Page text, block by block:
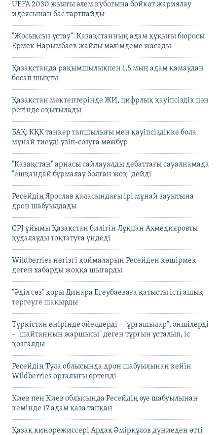
UEFA 2030 жылғы әлем кубогына бойкот жариялау
идеясынан бас тартпайды
"Жосықсыз ұстау". Қазақстанның адам құқығы бюросы
Ермек Нарымбаев жайлы мәлімдеме жасады
Қазақстанда рақымшылықпен 1,5 мың адам қамаудан
босап шықты
Қазақстан мектептерінде ЖИ, цифрлық қауіпсіздік пән
ретінде оқытылады
БАҚ: КҚК танкер тапшылығы мен қауіпсіздікке бола
мұнай тиеуді үзіп-созуға мәжбүр
"Қазақстан" арнасы сайлауалды дебаттағы сауалнамада
"ешқандай бұрмалау болған жоқ" дейді
Ресейдің Ярослав қаласындағы ірі мұнай зауытына
дрон шабуылдады
CPJ ұйымы Қазақстан билігін Лұқпан Ахмедияровты
қудалауды тоқтатуға үндеді
Wildberries негізгі қоймаларын Ресейден көшірмек
деген хабарды жоққа шығарды
"Әділ сөз" қоры Динара Егеубаеваға қатысты істі ашық
тергеуге шақырды
Түркістан өңірінде әйелдерді – "ұрғашылар", әншілерді
– "шайтанның жаршысы" деген тұрғын ұсталып, іс
қозғалды
Ресейдің Тула облысында дрон шабуылынан кейін
Wildberries орталығы өртенді
Киев пен Киев облысында Ресейдің әуе шабуылынан
кемінде 17 адам қаза тапқан
Қазақ кинорежиссері Ардақ Әмірқұлов дүниеден өтті